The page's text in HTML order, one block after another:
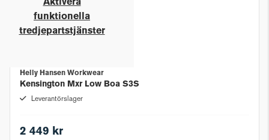
Aktivera
funktionella
tredjepartstjänster
Helly Hansen Workwear
Kensington Mxr Low Boa S3S
Leverantörslager
2 449 kr